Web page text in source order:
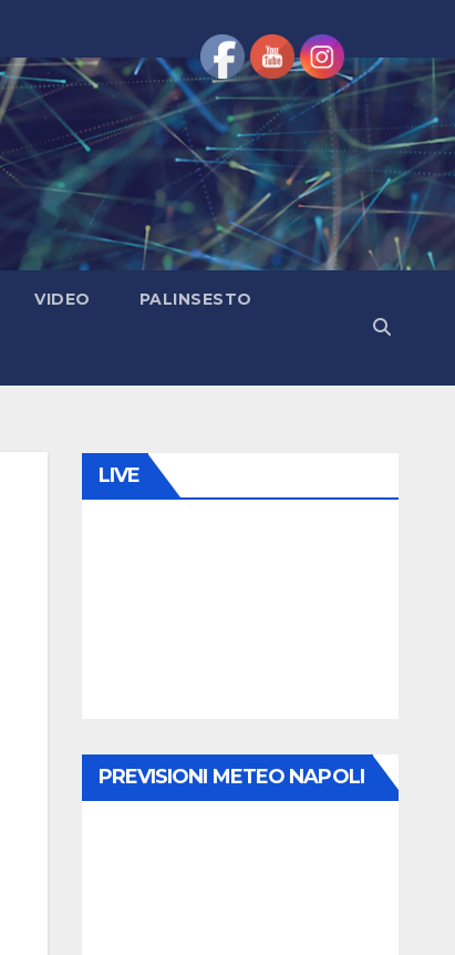
VIDEO PALINSESTO
LIVE
PREVISIONI METEO NAPOLI